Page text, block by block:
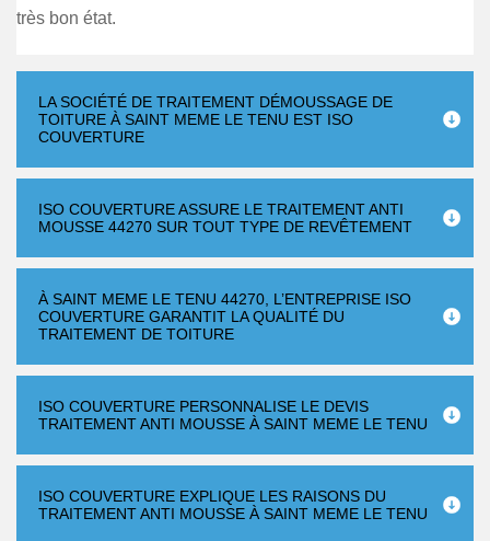
très bon état.
LA SOCIÉTÉ DE TRAITEMENT DÉMOUSSAGE DE
TOITURE À SAINT MEME LE TENU EST ISO
COUVERTURE
ISO COUVERTURE ASSURE LE TRAITEMENT ANTI
MOUSSE 44270 SUR TOUT TYPE DE REVÊTEMENT
À SAINT MEME LE TENU 44270, L’ENTREPRISE ISO
COUVERTURE GARANTIT LA QUALITÉ DU
TRAITEMENT DE TOITURE
ISO COUVERTURE PERSONNALISE LE DEVIS
TRAITEMENT ANTI MOUSSE À SAINT MEME LE TENU
ISO COUVERTURE EXPLIQUE LES RAISONS DU
TRAITEMENT ANTI MOUSSE À SAINT MEME LE TENU